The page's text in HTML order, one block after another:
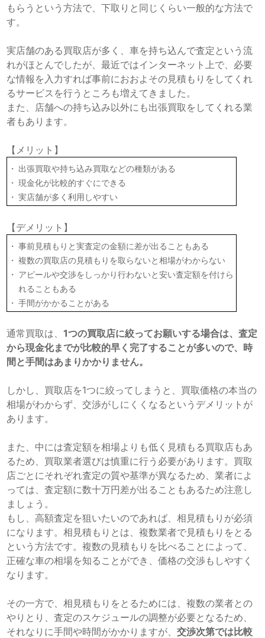
もらうという方法で、下取りと同じくらい一般的な方法で
す。
実店舗のある買取店が多く、車を持ち込んで査定という流
れがほとんでしたが、最近ではインターネット上で、必要
な情報を入力すれば事前におおよその見積もりをしてくれ
るサービスを行うところも増えてきました。
また、店舗への持ち込み以外にも出張買取をしてくれる業
者もあります。
【メリット】
出張買取や持ち込み買取などの種類がある
現金化が比較的すぐにできる
実店舗が多く利用しやすい
【デメリット】
事前見積もりと実査定の金額に差が出ることもある
複数の買取店の見積もりを取らないと相場がわからない
アピールや交渉をしっかり行わないと安い査定額を付けら
れることもある
手間がかかることがある
通常買取は、1つの買取店に絞ってお願いする場合は、査定
から現金化までが比較的早く完了することが多いので、時
間と手間はあまりかかりません。
しかし、買取店を1つに絞ってしまうと、買取価格の本当の
相場がわからず、交渉がしにくくなるというデメリットが
あります。
また、中には査定額を相場よりも低く見積もる買取店もあ
るため、買取業者選びは慎重に行う必要があります。買取
店ごとにそれぞれ査定の質や基準が異なるため、業者によ
っては、査定額に数十万円差が出ることもあるため注意し
ましょう。
もし、高額査定を狙いたいのであれば、相見積もりが必須
になります。相見積もりとは、複数業者で見積もりをとる
という方法です。複数の見積もりを比べることによって、
正確な車の相場を知ることができ、価格の交渉もしやすく
なります。
その一方で、相見積もりをとるためには、複数の業者との
やりとり、査定のスケジュールの調整が必要となるため、
それなりに手間や時間がかかりますが、交渉次第では比較